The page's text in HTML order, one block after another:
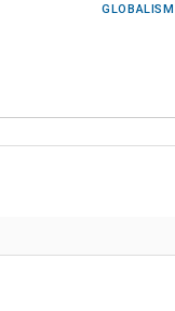
GLOBALISM